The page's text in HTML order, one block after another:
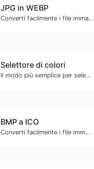
JPG in WEBP
Converti facilmente i file immagine JPG in WEBP.
Selettore di colori
Il modo più semplice per selezionare un colore dalla ruota dei colori e ottenere i risultati in qualsiasi formato.
BMP a ICO
Converti facilmente i file immagine BMP in ICO.